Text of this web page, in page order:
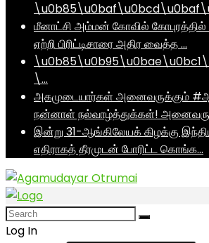
மீனாட்சி அம்மன் கோவில்
ஏற்றி பிரிட்டிசாரை அதிர வைத்த …
\…
அகமுடையார்கள் அனைவருக்கும்
நன்னாள் நல்வாழ்த்துக்கள்!
இன்று 31-ஆங்கிலேயக் கிழக்கு
எதிராகத் தீரமுடன் போரிட்ட கொங்க…
Log In